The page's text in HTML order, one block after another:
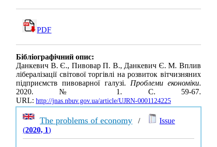
PDF
Бібліографічний опис:
Данкевич В. Є., Пивовар П. В., Данкевич Є. М. Вплив
лібералізації світової торгівлі на розвиток вітчизняних
підприємств пивоварної галузі. Проблеми економіки.
2020. № 1. С. 59-67.
URL: http://jnas.nbuv.gov.ua/article/UJRN-0001124225
The problems of economy /
Issue
(2020, 1)